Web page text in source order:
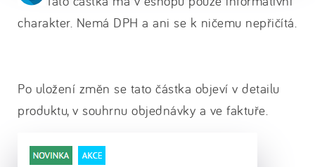
charakter. Nemá DPH a ani se k ničemu nepřičítá.
Po uložení změn se tato částka objeví v detailu
produktu, v souhrnu objednávky a ve faktuře.